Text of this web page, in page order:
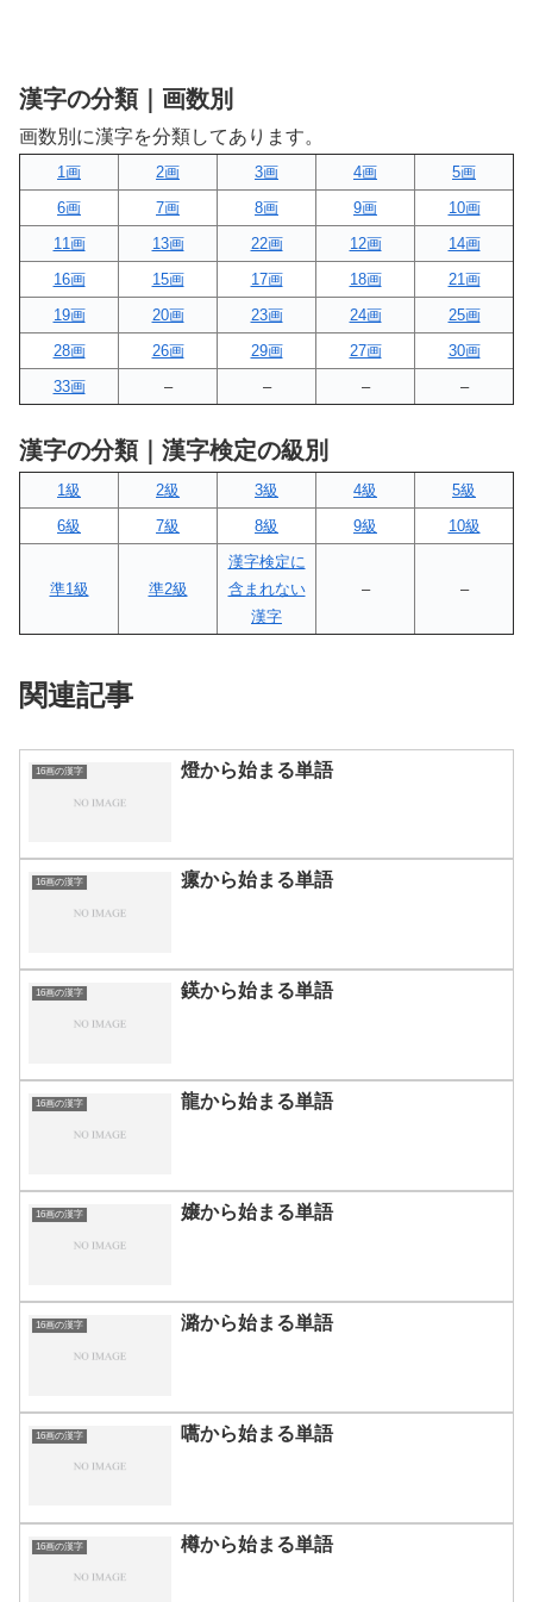
漢字の分類｜画数別
画数別に漢字を分類してあります。
1画 2画 3画 4画
5画
6画
7画 8画 9画
10画
11画
13画 22画 12画
14画
16画
15画 17画 18画
21画
19画
20画 23画 24画
25画
28画
26画 29画 27画
30画
33画
– – – –
漢字の分類｜漢字検定の級別
1級 2級 3級 4級
5級
6級
7級 8級 9級 10級
準1級 準2級
漢字検定に
含まれない
漢字
– –
関連記事
16画の漢字 燈から始まる単語
16画の漢字 瘰から始まる単語
16画の漢字 鍈から始まる単語
16画の漢字 龍から始まる単語
16画の漢字 嬢から始まる単語
16画の漢字 潞から始まる単語
16画の漢字 嚆から始まる単語
16画の漢字 樽から始まる単語